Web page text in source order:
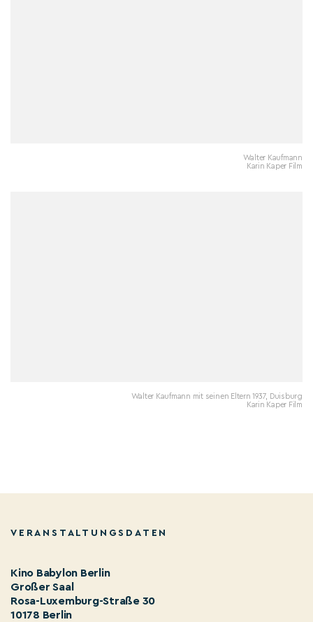
Walter Kaufmann
Karin Kaper Film
Walter Kaufmann mit seinen Eltern 1937, Duisburg
Karin Kaper Film
VERANSTALTUNGSDATEN
Kino Babylon Berlin
Großer Saal
Rosa-Luxemburg-Straße 30
10178 Berlin